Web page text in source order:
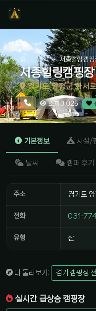
홈 경기 서종힐링캠핑
서종힐링캠핑장
경기도 양평군 화서
조회 3,025
기본정보 시설/
날씨 캠퍼 후기
주소 경기도
전화 031-
유형 산
더 둘러보기: 경기 캠핑장
실시간 급상승 캠핑장